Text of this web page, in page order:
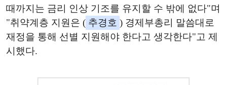
때까지는 금리 인상 기조를 유지할 수 밖에 없다"며
"취약계층 지원은 ( 추경호 ) 경제부총리 말씀대로
재정을 통해 선별 지원해야 한다고 생각한다"고 제
시했다.